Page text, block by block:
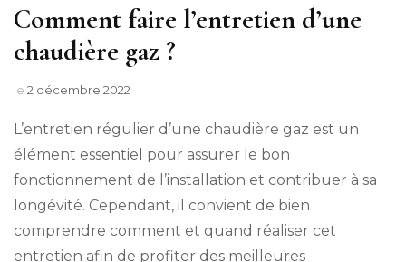
Comment faire l’entretien d’une
chaudière gaz ?
le 2 décembre 2022
L’entretien régulier d’une chaudière gaz est un
élément essentiel pour assurer le bon
fonctionnement de l’installation et contribuer à sa
longévité. Cependant, il convient de bien
comprendre comment et quand réaliser cet
entretien afin de profiter des meilleures